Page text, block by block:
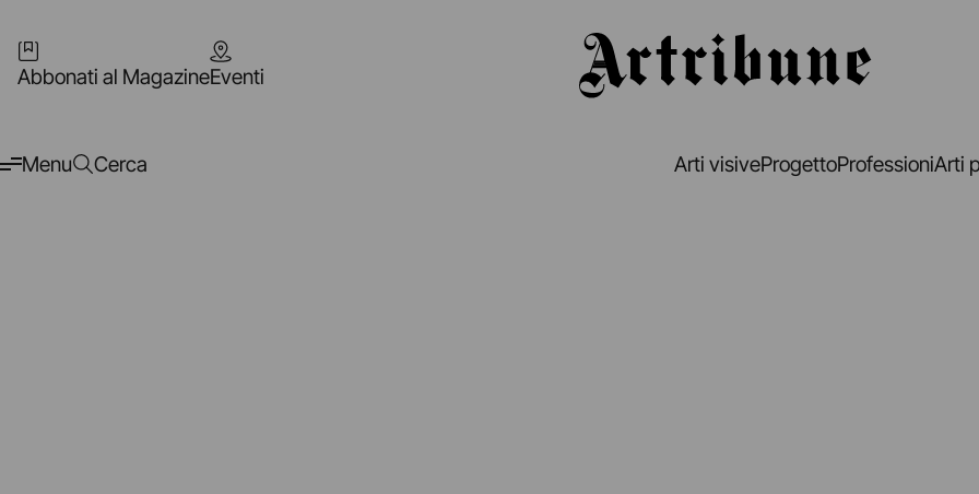
Abbonati al MagazineEventi
Menu Cerca Arti visiveProgettoProfessioniArti